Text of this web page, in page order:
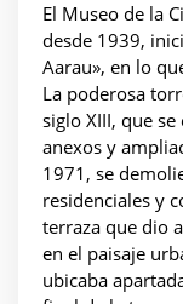
El Museo de la
desde 1939,
Aarau», en lo
La poderosa
siglo XIII, que
anexos y
1971, se
residenciales y
terraza que dio
en el paisaje
ubicaba